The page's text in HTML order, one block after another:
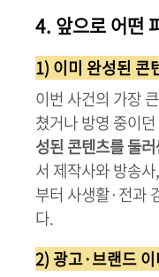
4. 앞으로 어떤
1) 이미 완성된 콘
이번 사건의 가장
쳤거나 방영 중이
성된 콘텐츠를 둘
서 제작사와 방송
부터 사생활·전과
다.
2) 광고·브랜드 이